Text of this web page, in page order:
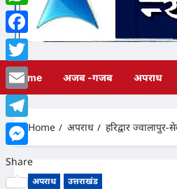
Home अजब -गजब अपराध
Home अपराध हरिद्वार
अपराध उत्तराखंड
WhatsApp
Facebook
Twitter
Email
Telegram
Messenger
Share